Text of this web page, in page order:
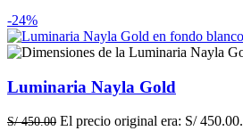
-24%
Luminaria Nayla Gold
S/450.00 El precio original era: S/ 450.00.